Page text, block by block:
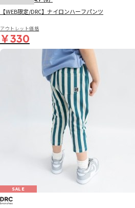
【WEB限定/DRC】ナイロンハーフパンツ
アウトレット価格
￥330
SALE